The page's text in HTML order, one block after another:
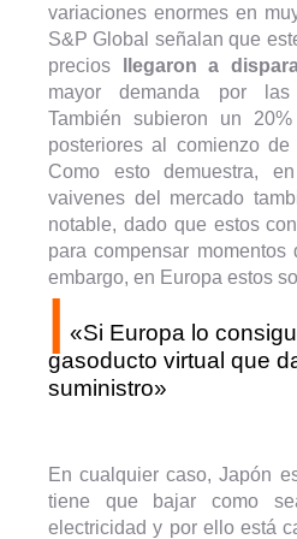
variaciones enormes en
S&P Global señalan que
precios
llegaron a
mayor demanda por las
También subieron un
posteriores al comienzo
Como esto demuestra,
vaivenes del mercado
notable, dado que estos
para compensar
embargo, en Europa estos
| «Si Europa lo
gasoducto virtual que
suministro»
En cualquier caso, Japón
tiene que bajar como
electricidad y por ello está